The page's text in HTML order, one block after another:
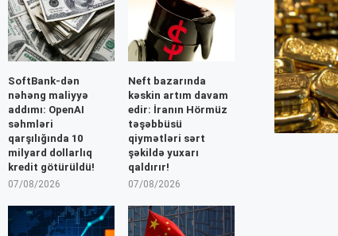
SoftBank-dən
nəhəng maliyyə
addımı: OpenAI
səhmləri
qarşılığında 10
milyard dollarlıq
kredit götürüldü!
07/08/2026
Neft bazarında
kəskin artım davam
edir: İranın Hörmüz
təşəbbüsü
qiymətləri sərt
şəkildə yuxarı
qaldırır!
07/08/2026